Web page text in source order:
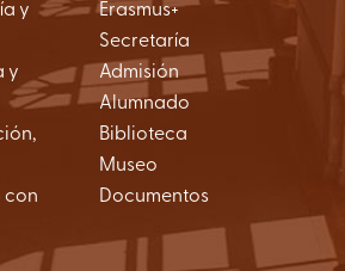
y
y
con
Erasmus+
Secretaría
Admisión
Alumnado
Biblioteca
Museo
Documentos